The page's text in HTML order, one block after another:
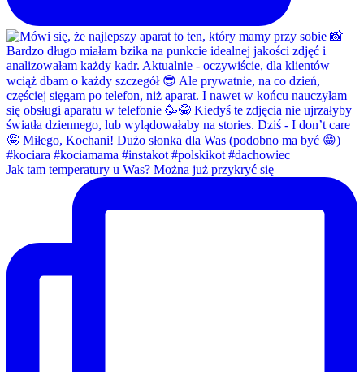
Jak tam temperatury u Was? Można już przykryć się